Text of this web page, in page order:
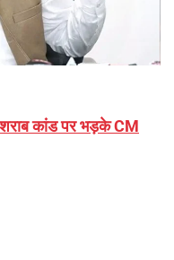
शराब कांड पर भड़के CM